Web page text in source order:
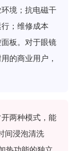
境；抗电磁干
；维修成本
板。对于眼镜
的商业用户，
两种模式，能
间浸泡清洗